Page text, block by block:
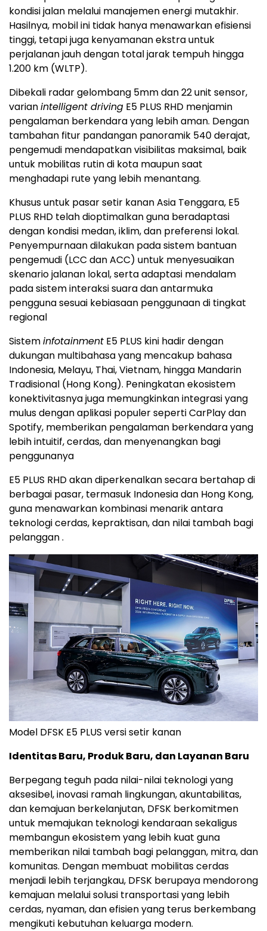
kondisi jalan melalui manajemen energi mutakhir.
Hasilnya, mobil ini tidak hanya menawarkan efisiensi
tinggi, tetapi juga kenyamanan ekstra untuk
perjalanan jauh dengan total jarak tempuh hingga
1.200 km (WLTP).
Dibekali radar gelombang 5mm dan 22 unit sensor,
varianintelligent driving E5 PLUS RHD menjamin
pengalaman berkendara yang lebih aman. Dengan
tambahan fitur pandangan panoramik 540 derajat,
pengemudi mendapatkan visibilitas maksimal, baik
untuk mobilitas rutin di kota maupun saat
menghadapi rute yang lebih menantang.
Khusus untuk pasar setir kanan Asia Tenggara, E5
PLUS RHD telah dioptimalkan guna beradaptasi
dengan kondisi medan, iklim, dan preferensi lokal.
Penyempurnaan dilakukan pada sistem bantuan
pengemudi (LCC dan ACC) untuk menyesuaikan
skenario jalanan lokal, serta adaptasi mendalam
pada sistem interaksi suara dan antarmuka
pengguna sesuai kebiasaan penggunaan di tingkat
regional
Sisteminfotainment E5 PLUS kini hadir dengan
dukungan multibahasa yang mencakup bahasa
Indonesia, Melayu, Thai, Vietnam, hingga Mandarin
Tradisional (Hong Kong). Peningkatan ekosistem
konektivitasnya juga memungkinkan integrasi yang
mulus dengan aplikasi populer seperti CarPlay dan
Spotify, memberikan pengalaman berkendara yang
lebih intuitif, cerdas, dan menyenangkan bagi
penggunanya
E5 PLUS RHD akan diperkenalkan secara bertahap di
berbagai pasar, termasuk Indonesia dan Hong Kong,
guna menawarkan kombinasi menarik antara
teknologi cerdas, kepraktisan, dan nilai tambah bagi
pelanggan .
Model DFSK E5 PLUS versi setir kanan
Identitas Baru, Produk Baru, dan Layanan Baru
Berpegang teguh pada nilai-nilai teknologi yang
aksesibel, inovasi ramah lingkungan, akuntabilitas,
dan kemajuan berkelanjutan, DFSK berkomitmen
untuk memajukan teknologi kendaraan sekaligus
membangun ekosistem yang lebih kuat guna
memberikan nilai tambah bagi pelanggan, mitra, dan
komunitas. Dengan membuat mobilitas cerdas
menjadi lebih terjangkau, DFSK berupaya mendorong
kemajuan melalui solusi transportasi yang lebih
cerdas, nyaman, dan efisien yang terus berkembang
mengikuti kebutuhan keluarga modern.